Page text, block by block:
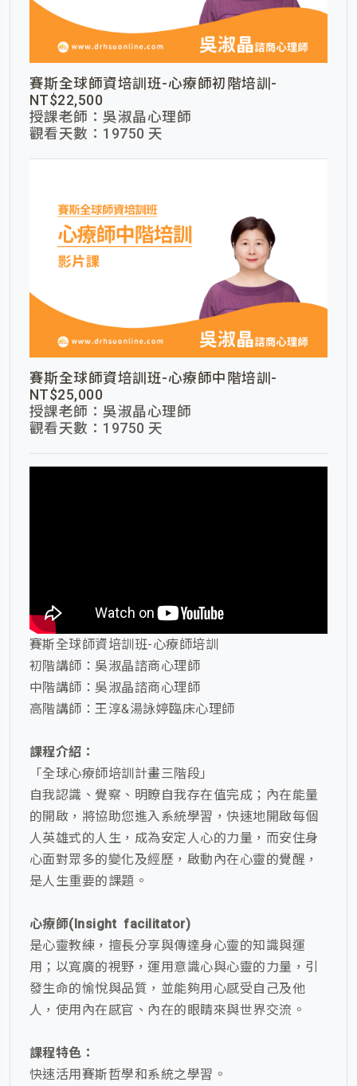
賽斯全球師資培訓班-心療師初階培訓-
NT$22,500
授課老師：吳淑晶心理師
觀看天數：19750 天
賽斯全球師資培訓班-心療師中階培訓-
NT$25,000
授課老師：吳淑晶心理師
觀看天數：19750 天
賽斯全球師資培訓班-心療師培訓
初階講師：吳淑晶諮商心理師
中階講師：吳淑晶諮商心理師
高階講師：王淳&湯詠婷臨床心理師
課程介紹：
「全球心療師培訓計畫三階段」
自我認識、覺察、明瞭自我存在值完成；內在能量
的開啟，將協助您進入系統學習，快速地開啟每個
人英雄式的人生，成為安定人心的力量，而安住身
心面對眾多的變化及經歷，啟動內在心靈的覺醒，
是人生重要的課題。
心療師(Insight facilitator)
是心靈教練，擅長分享與傳達身心靈的知識與運
用；以寬廣的視野，運用意識心與心靈的力量，引
發生命的愉悅與品質，並能夠用心感受自己及他
人，使用內在感官、內在的眼睛來與世界交流。
課程特色：
快速活用賽斯哲學和系統之學習。